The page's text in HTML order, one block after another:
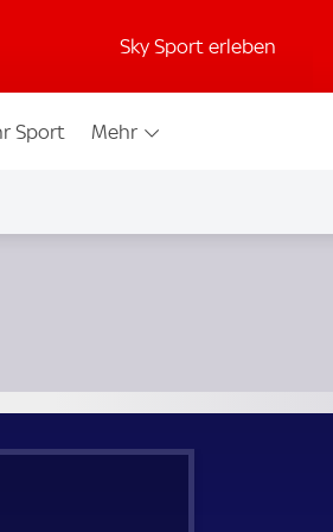
Sky Sport erleben
Sport Mehr